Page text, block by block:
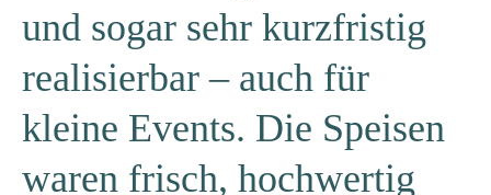
und sogar sehr kurzfristig
realisierbar – auch für
kleine Events. Die Speisen
waren frisch, hochwertig